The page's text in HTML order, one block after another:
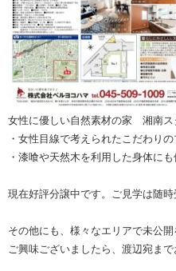
女性に優しい自然素材の家 湘南ス
・女性目線で考えられたこだわりの
・漆喰や天然木を利用した身体に
現在好評分譲中です。ご見学は随時
その他にも、様々なエリアで未公開
ご興味ございましたら、渡辺宛まで